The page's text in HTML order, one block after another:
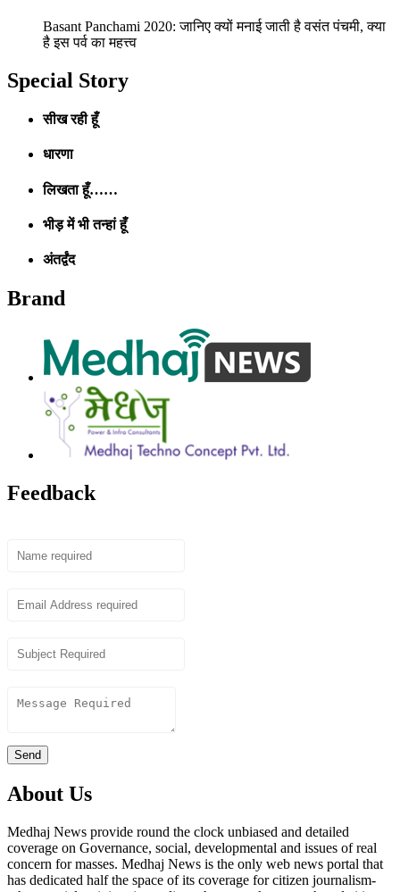
Basant Panchami 2020: जानिए क्यों मनाई जाती है वसंत पंचमी, क्या
है इस पर्व का महत्त्व
Special Story
सीख रही हूँ
धारणा
लिखता हूँ……
भीड़ में भी तन्हां हूँ
अंतर्द्वंद
Brand
Feedback
Send
About Us
Medhaj News provide round the clock unbiased and detailed
coverage on Governance, social, developmental and issues of real
concern for masses. Medhaj News is the only web news portal that
has dedicated half the space of its coverage for citizen journalism-